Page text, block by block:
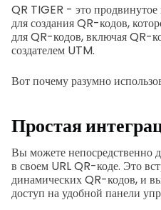
QR TIGER - это
для создания QR-кодов,
для QR-кодов, включая QR-
создателем UTM.
Вот почему разумно
Простая
Вы можете непосредственно
в своем URL QR-коде. Это
динамических QR-кодов, и
доступ на удобной панели